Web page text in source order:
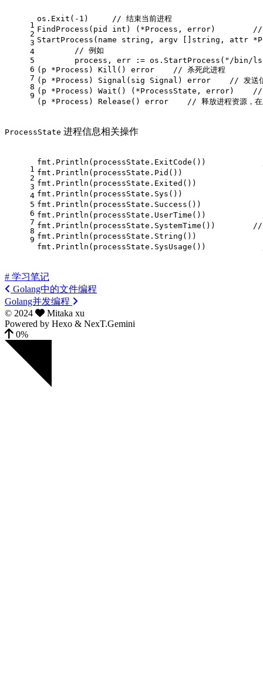
1
2
3
4
5
6
7
8
9
os.Exit(-1)     // 结束当前进程
FindProcess(pid int) (*Process, error)        // 根
StartProcess(name string, argv []string, attr
        // 例如
process, err := os.StartProcess("/bin/
(p *Process) Kill() error    // 杀死此进程
(p *Process) Signal(sig Signal) error    // 发送信
(p *Process) Wait() (*ProcessState, error)    // 等待
(p *Process) Release() error    // 释放进程资源，在未调
ProcessState 进程信息相关操作
1
2
3
4
5
6
7
8
9
fmt.Println(processState.ExitCode())
fmt.Println(processState.Pid())
fmt.Println(processState.Exited())
fmt.Println(processState.Sys())                        // 返
fmt.Println(processState.Success())
fmt.Println(processState.UserTime())            // 进
fmt.Println(processState.SystemTime())        // 进
fmt.Println(processState.String())                //
fmt.Println(processState.SysUsage())            // 返回有
# 学习笔记
Golang中的文件编程
Golang并发编程
© 2024
Mitaka xu
Powered by Hexo & NexT.Gemini
0%